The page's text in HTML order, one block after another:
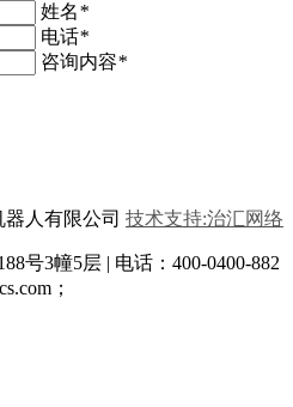
姓名*
电话*
咨询内容*
人有限公司 技术支持:治汇网络
号3幢5层 | 电话：400-0400-882
；